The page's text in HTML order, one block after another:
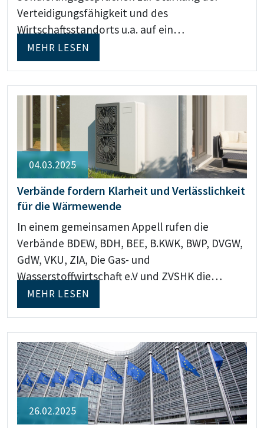
Verteidigungsfähigkeit und des
Wirtschaftsstandorts u.a. auf ein…
MEHR LESEN
04.03.2025
Verbände fordern Klarheit und Verlässlichkeit
für die Wärmewende
In einem gemeinsamen Appell rufen die
Verbände BDEW, BDH, BEE, B.KWK, BWP, DVGW,
GdW, VKU, ZIA, Die Gas- und
Wasserstoffwirtschaft e.V und ZVSHK die…
MEHR LESEN
26.02.2025